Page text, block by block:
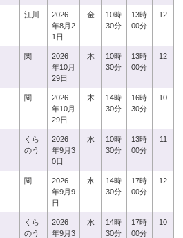
江川
2026
年8月2
1日
金
10時
30分
13時
00分
12
関
2026
年10月
29日
木
10時
30分
13時
00分
12
関
2026
年10月
29日
木
14時
30分
16時
30分
10
くら
のう
2026
年9月3
0日
水
10時
30分
13時
00分
11
関
2026
年9月9
日
水
14時
30分
17時
00分
12
くら
のう
2026
年9月3
水
14時
30分
17時
00分
10